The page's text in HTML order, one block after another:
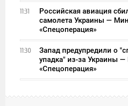
11:31
Российская авиация
самолета Украины —
«Спецоперация»
11:30
Запад предупредили о
упадка" из-за Украины —
«Спецоперация»